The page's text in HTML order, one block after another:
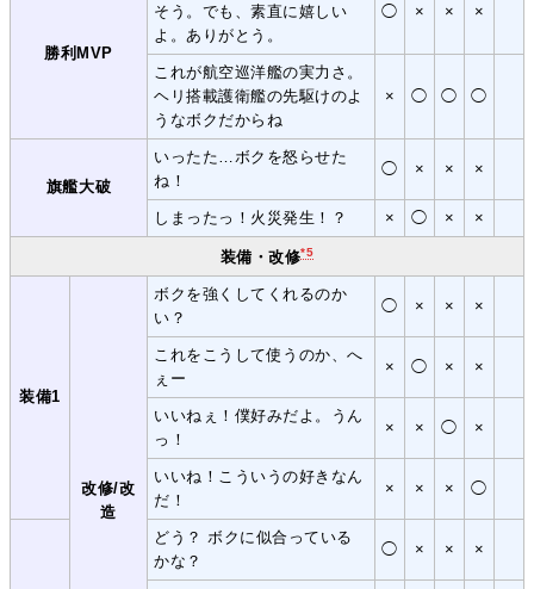
勝利MVP
そう。でも、素直に嬉しい
よ。ありがとう。
◯ × × ×
これが航空巡洋艦の実力さ。
ヘリ搭載護衛艦の先駆けのよ
うなボクだからね
× ◯ ◯ ◯
旗艦大破
いったた…ボクを怒らせた
ね！
◯ × × ×
しまったっ！火災発生！？ × ◯ × ×
装備・改修*5
装備1
改修/改
造
ボクを強くしてくれるのか
い？
◯ × × ×
これをこうして使うのか、へ
ぇー
× ◯ × ×
いいねぇ！僕好みだよ。うん
っ！
× × ◯ ×
いいね！こういうの好きなん
だ！
× × × ◯
どう？ ボクに似合っている
かな？
◯ × × ×